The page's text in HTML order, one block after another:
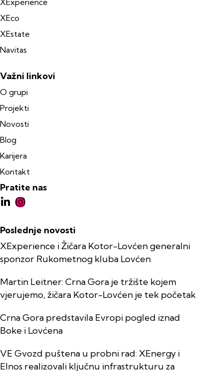
XExperience
XEco
XEstate
Navitas
Važni linkovi
O grupi
Projekti
Novosti
Blog
Karijera
Kontakt
Pratite nas
Poslednje novosti
XExperience i Žičara Kotor-Lovćen generalni
sponzor Rukometnog kluba Lovćen
Martin Leitner: Crna Gora je tržište kojem
vjerujemo, žičara Kotor-Lovćen je tek početak
Crna Gora predstavila Evropi pogled iznad
Boke i Lovćena
VE Gvozd puštena u probni rad: XEnergy i
Elnos realizovali ključnu infrastrukturu za